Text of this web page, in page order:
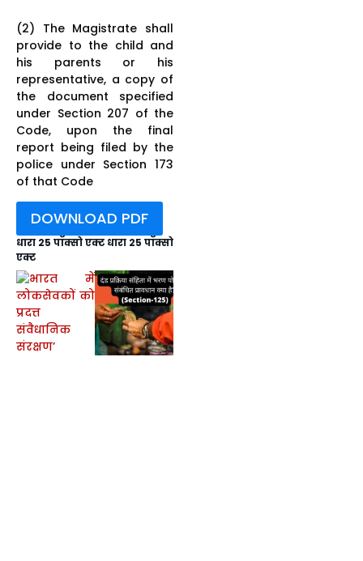
(2) The Magistrate shall
provide to the child and
his parents or his
representative, a copy of
the document specified
under Section 207 of the
Code, upon the final
report being filed by the
police under Section 173
of that Code
DOWNLOAD PDF
धारा 25 पॉक्सो एक्ट धारा 25 पॉक्सो
एक्ट